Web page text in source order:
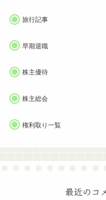
旅行記事
早期退職
株主優待
株主総会
権利取り一覧
最近のコ